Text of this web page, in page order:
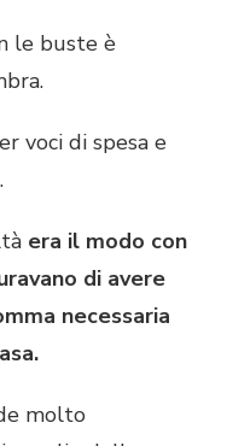
le buste è
voci di spesa e
era il modo con
di avere
necessaria
molto